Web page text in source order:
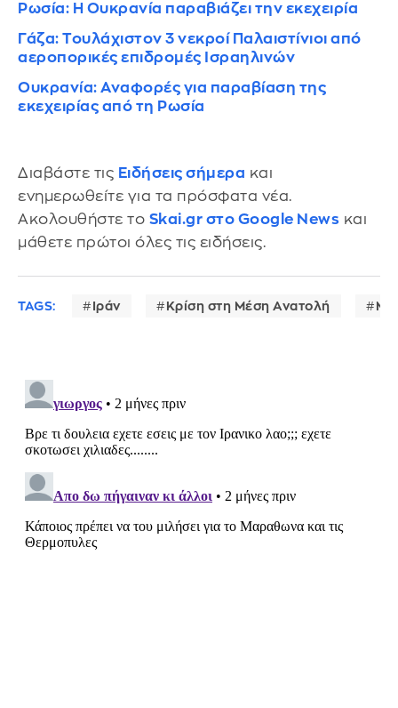
Ρωσία: H Ουκρανία παραβιάζει την εκεχειρία
Γάζα: Τουλάχιστον 3 νεκροί Παλαιστίνιοι από
αεροπορικές επιδρομές Ισραηλινών
Oυκρανία: Αναφορές για παραβίαση της
εκεχειρίας από τη Ρωσία
Διαβάστε τις Ειδήσεις σήμερα και
ενημερωθείτε για τα πρόσφατα νέα.
Ακολουθήστε το Skai.gr στο Google News και
μάθετε πρώτοι όλες τις ειδήσεις.
TAGS: Ιράν Κρίση στη Μέση Ανατολή